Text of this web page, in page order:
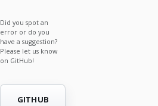
Did you spot an
error or do you
have a suggestion?
Please let us know
on GitHub!
GITHUB